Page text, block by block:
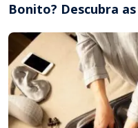
Bonito? Descubra